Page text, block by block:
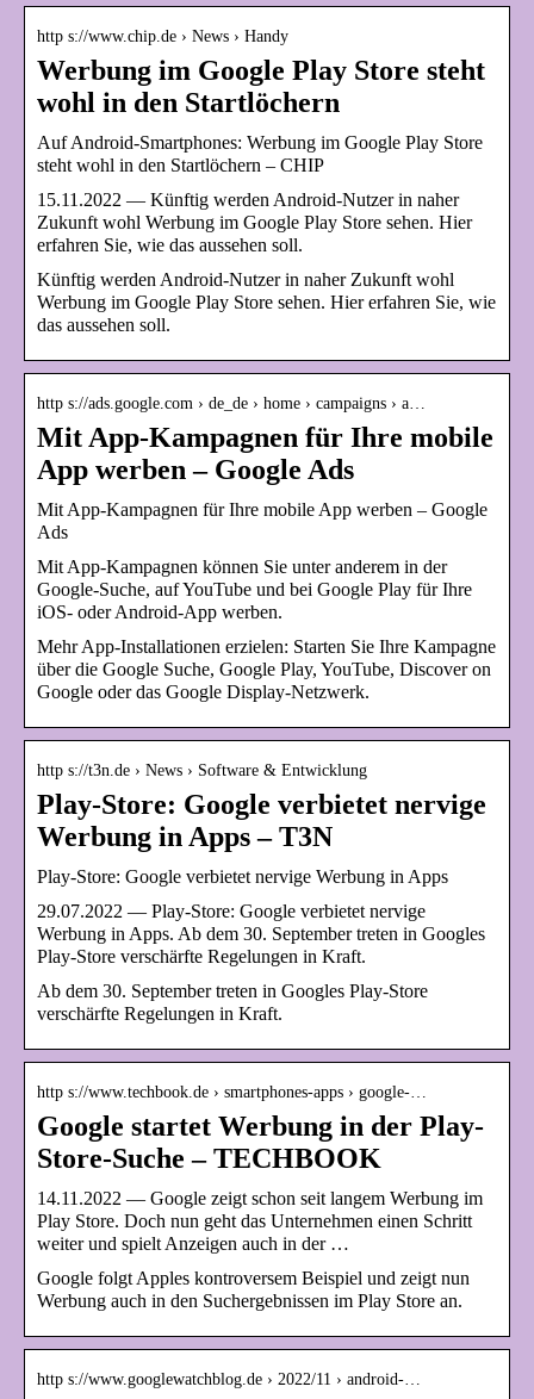
http s://www.chip.de › News › Handy
Werbung im Google Play Store steht
wohl in den Startlöchern
Auf Android-Smartphones: Werbung im Google Play Store
steht wohl in den Startlöchern – CHIP
15.11.2022 — Künftig werden Android-Nutzer in naher
Zukunft wohl Werbung im Google Play Store sehen. Hier
erfahren Sie, wie das aussehen soll.
Künftig werden Android-Nutzer in naher Zukunft wohl
Werbung im Google Play Store sehen. Hier erfahren Sie, wie
das aussehen soll.
http s://ads.google.com › de_de › home › campaigns › a…
Mit App-Kampagnen für Ihre mobile
App werben – Google Ads
Mit App-Kampagnen für Ihre mobile App werben – Google
Ads
Mit App-Kampagnen können Sie unter anderem in der
Google-Suche, auf YouTube und bei Google Play für Ihre
iOS- oder Android-App werben.
Mehr App-Installationen erzielen: Starten Sie Ihre Kampagne
über die Google Suche, Google Play, YouTube, Discover on
Google oder das Google Display-Netzwerk.
http s://t3n.de › News › Software & Entwicklung
Play-Store: Google verbietet nervige
Werbung in Apps – T3N
Play-Store: Google verbietet nervige Werbung in Apps
29.07.2022 — Play-Store: Google verbietet nervige
Werbung in Apps. Ab dem 30. September treten in Googles
Play-Store verschärfte Regelungen in Kraft.
Ab dem 30. September treten in Googles Play-Store
verschärfte Regelungen in Kraft.
http s://www.techbook.de › smartphones-apps › google-…
Google startet Werbung in der Play-
Store-Suche – TECHBOOK
14.11.2022 — Google zeigt schon seit langem Werbung im
Play Store. Doch nun geht das Unternehmen einen Schritt
weiter und spielt Anzeigen auch in der …
Google folgt Apples kontroversem Beispiel und zeigt nun
Werbung auch in den Suchergebnissen im Play Store an.
http s://www.googlewatchblog.de › 2022/11 › android-…